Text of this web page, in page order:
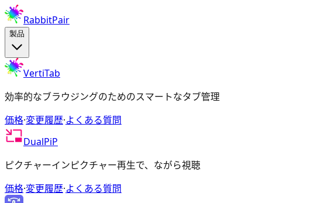
RabbitPair
製品
VertiTab
効率的なブラウジングのためのスマートなタブ管理
価格·変更履歴·よくある質問
DualPiP
ピクチャーインピクチャー再生で、ながら視聴
価格·変更履歴·よくある質問